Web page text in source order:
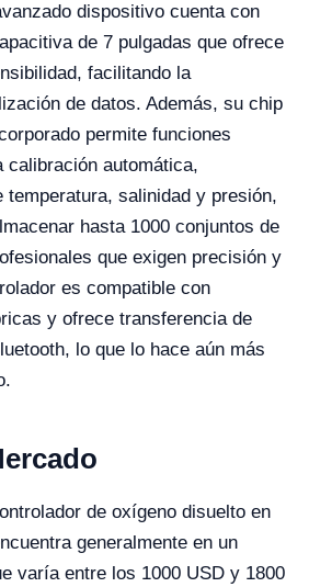
dispositivo cuenta con
de 7 pulgadas que ofrece
facilitando la
de datos. Además, su chip
permite funciones
calibración automática,
temperatura, salinidad y presión,
hasta 1000 conjuntos de
que exigen precisión y
es compatible con
y ofrece transferencia de
lo que lo hace aún más
de oxígeno disuelto en
generalmente en un
varía entre los 1000 USD y 1800